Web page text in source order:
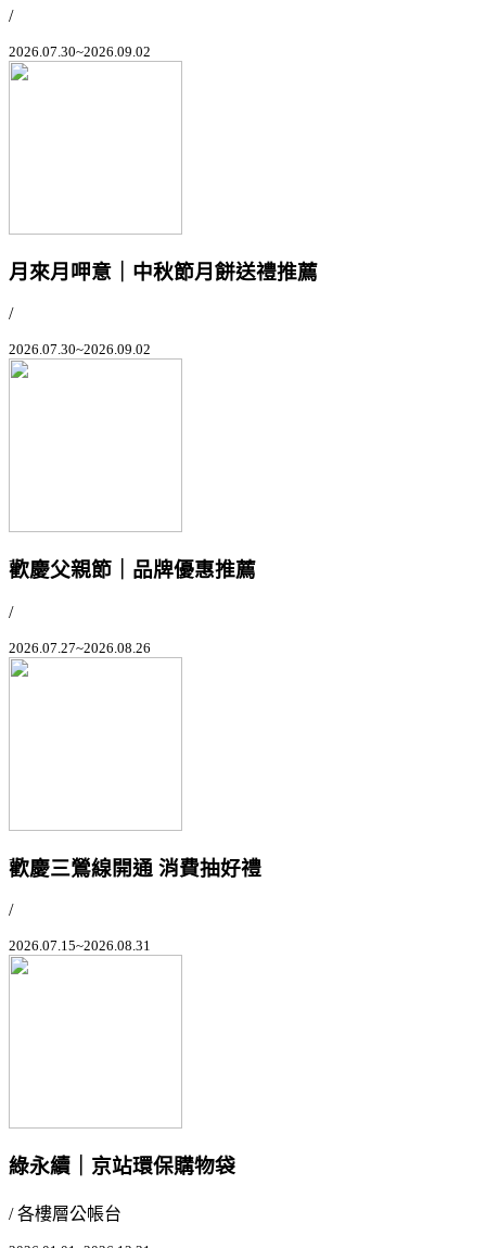
/
2026.07.30~2026.09.02
月來月呷意｜中秋節月餅送禮推薦
/
2026.07.30~2026.09.02
歡慶父親節｜品牌優惠推薦
/
2026.07.27~2026.08.26
歡慶三鶯線開通 消費抽好禮
/
2026.07.15~2026.08.31
綠永續｜京站環保購物袋
/ 各樓層公帳台